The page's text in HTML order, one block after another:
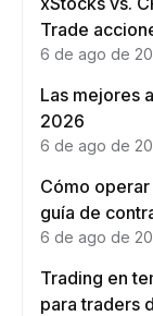
Trade
6 de ago de
Las mejores
2026
6 de ago de
Cómo operar
guía de
Moonshot AI
6 de ago de
Trading en
para traders